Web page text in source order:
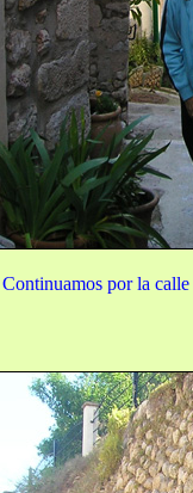
Continuamos por la calle